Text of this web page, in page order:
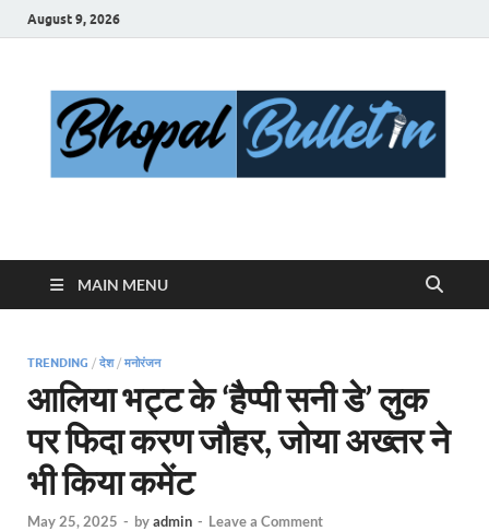
August 9, 2026
Bhopal Bulletin
MAIN MENU
TRENDING / देश/ मनोरंजन
आलिया भट्ट के ‘हैप्पी सनी डे’ लुक
पर फिदा करण जौहर, जोया अख्तर ने
भी किया कमेंट
May 25, 2025 - byadmin - Leave a Comment